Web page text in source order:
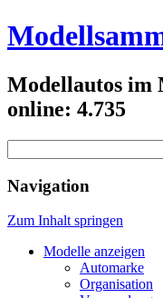
Modellautos im
online: 4.735
nach:
Navigation
Zum Inhalt springen
Modelle anzeigen
Automarke
Organisation